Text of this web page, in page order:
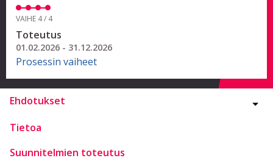
VAIHE 4 / 4
Toteutus
01.02.2026 - 31.12.2026
Prosessin vaiheet
Ehdotukset
Tietoa
Suunnitelmien toteutus